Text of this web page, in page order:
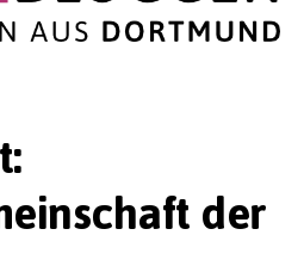
der